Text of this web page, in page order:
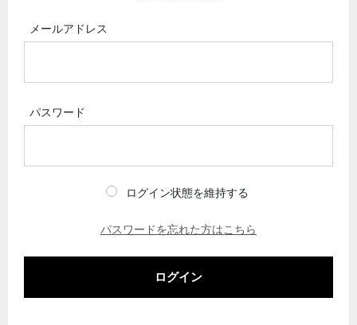
メールアドレス
パスワード
ログイン状態を維持する
パスワードを忘れた方はこちら
ログイン